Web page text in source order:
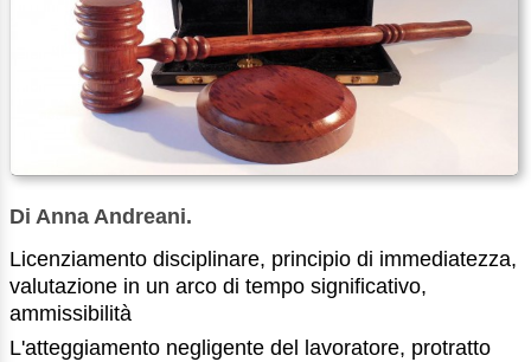
Di Anna Andreani.
Licenziamento disciplinare, principio di immediatezza,
valutazione in un arco di tempo significativo,
ammissibilità
L'atteggiamento negligente del lavoratore, protratto